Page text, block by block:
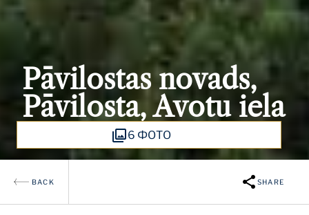
Pāvilostas novads,
Pāvilosta, Avotu iela
6 ФОТО
BACK SHARE